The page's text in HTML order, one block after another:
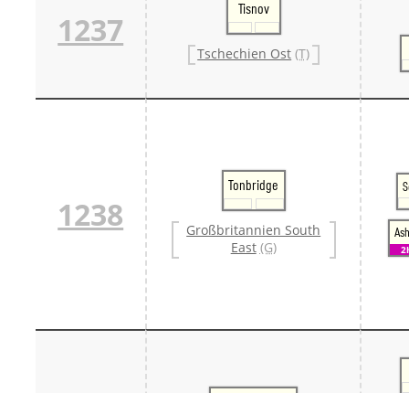
1237
Tisnov
Tschechien Ost (T)
1238
Tonbridge
Großbritannien South
East (G)